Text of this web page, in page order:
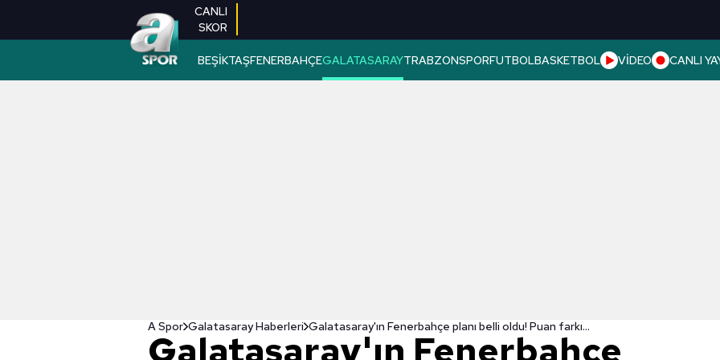
CANLI
SKOR
BEŞİKTAŞFENERBAHÇEGALATASARAYTRABZONSPORFUTBOLBASKETBOL VİDEO CANLI
A Spor Galatasaray Haberleri Galatasaray'ın Fenerbahçe planı belli oldu! Puan farkı...
Galatasaray'ın Fenerbahçe